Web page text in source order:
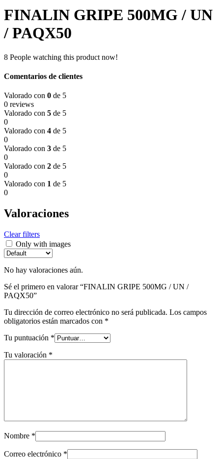
FINALIN GRIPE 500MG / UN
/ PAQX50
8 People watching this product now!
Comentarios de clientes
Valorado con 0 de 5
0 reviews
Valorado con 5 de 5
0
Valorado con 4 de 5
0
Valorado con 3 de 5
0
Valorado con 2 de 5
0
Valorado con 1 de 5
0
Valoraciones
Clear filters
Only with images
No hay valoraciones aún.
Sé el primero en valorar “FINALIN GRIPE 500MG / UN /
PAQX50”
Tu dirección de correo electrónico no será publicada. Los campos
obligatorios están marcados con *
Tu puntuación *
Tu valoración *
Nombre *
Correo electrónico *